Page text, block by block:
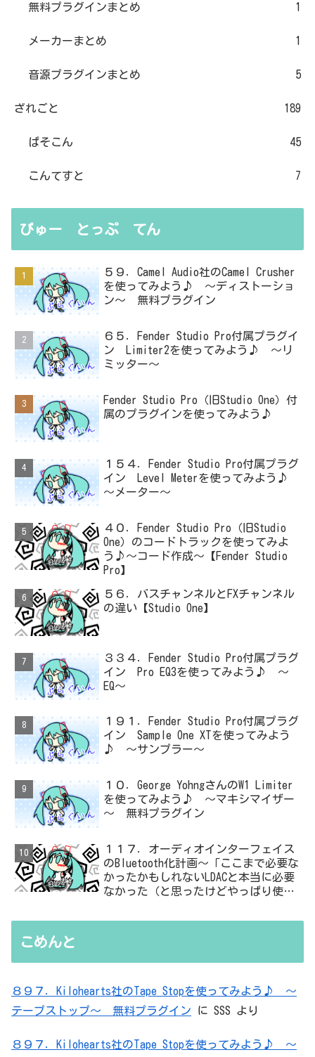
無料プラグインまとめ 1
メーカーまとめ 1
音源プラグインまとめ 5
ざれごと 189
ぱそこん 45
こんてすと 7
びゅー とっぷ てん
５９．Camel Audio社のCamel Crusher
を使ってみよう♪ ～ディストーショ
ン～ 無料プラグイン
６５．Fender Studio Pro付属プラグイ
ン Limiter2を使ってみよう♪ ～リ
ミッター～
Fender Studio Pro（旧Studio One）付
属のプラグインを使ってみよう♪
１５４．Fender Studio Pro付属プラグ
イン Level Meterを使ってみよう♪
～メーター～
４０．Fender Studio Pro（旧Studio
One）のコードトラックを使ってみよ
う♪～コード作成～【Fender Studio
Pro】
５６．バスチャンネルとFXチャンネル
の違い【Studio One】
３３４．Fender Studio Pro付属プラグ
イン Pro EQ3を使ってみよう♪ ～
EQ～
１９１．Fender Studio Pro付属プラグ
イン Sample One XTを使ってみよう
♪ ～サンプラー～
１０．George YohngさんのW1 Limiter
を使ってみよう♪ ～マキシマイザー
～ 無料プラグイン
１１７．オーディオインターフェイス
のBluetooth化計画～「ここまで必要な
かったかもしれないLDACと本当に必要
なかった（と思ったけどやっぱり使っ
無駄を重ねた結論はシンプルだった
こめんと
８９７．Kilohearts社のTape Stopを使ってみよう♪ ～
テープストップ～ 無料プラグイン に SSS より
８９７．Kilohearts社のTape Stopを使ってみよう♪ ～